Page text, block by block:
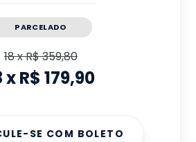
PARCELADO
18xR$ 359,80
xR$ 179,90
SE COM BOLETO